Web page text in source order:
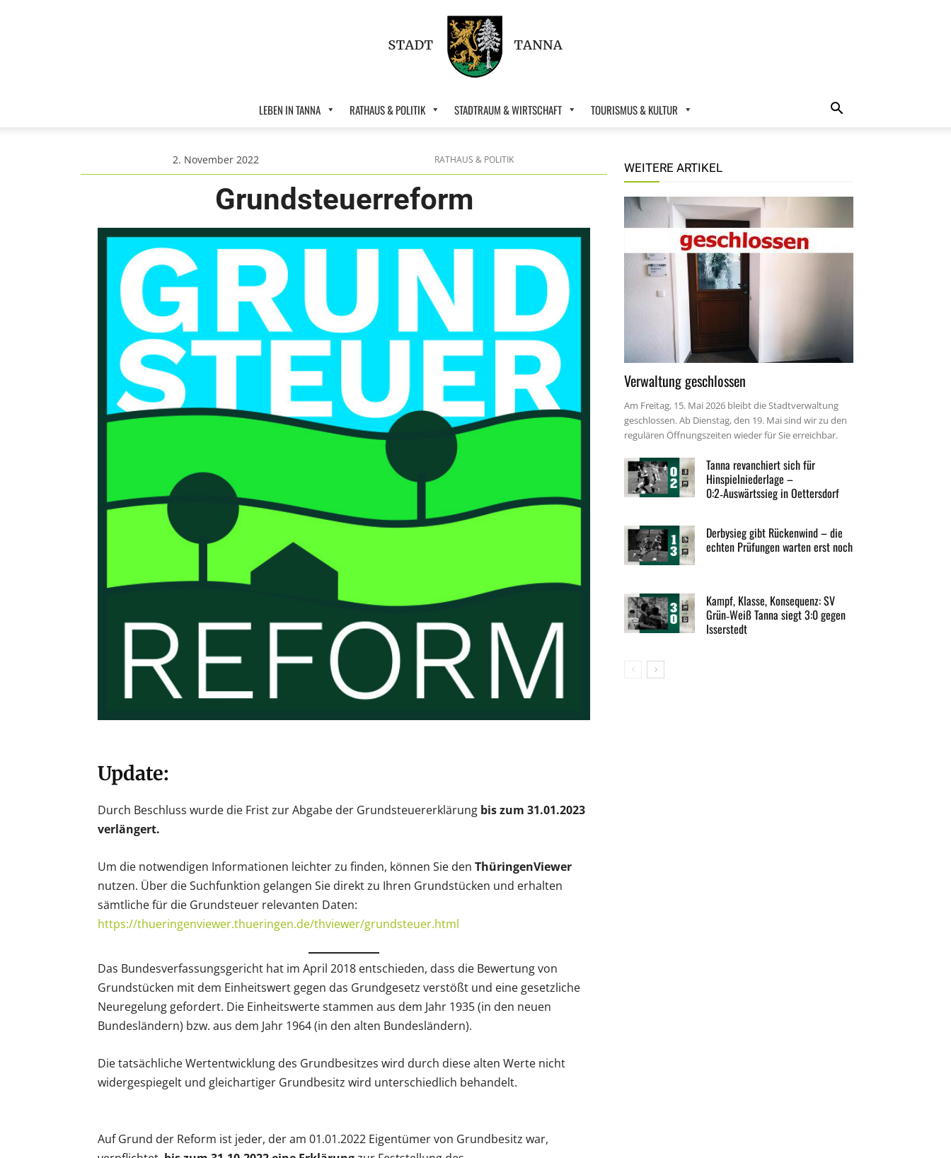
LEBEN IN TANNA RATHAUS & POLITIK STADTRAUM & WIRTSCHAFT TOURISMUS & KULTUR
2. November 2022 RATHAUS & POLITIK
Grundsteuerreform
Update:
Durch Beschluss wurde die Frist zur Abgabe der Grundsteuererklärung bis zum 31.01.2023
verlängert.
Um die notwendigen Informationen leichter zu finden, können Sie den ThüringenViewer
nutzen. Über die Suchfunktion gelangen Sie direkt zu Ihren Grundstücken und erhalten
sämtliche für die Grundsteuer relevanten Daten:
https://thueringenviewer.thueringen.de/thviewer/grundsteuer.html
Das Bundesverfassungsgericht hat im April 2018 entschieden, dass die Bewertung von
Grundstücken mit dem Einheitswert gegen das Grundgesetz verstößt und eine gesetzliche
Neuregelung gefordert. Die Einheitswerte stammen aus dem Jahr 1935 (in den neuen
Bundesländern) bzw. aus dem Jahr 1964 (in den alten Bundesländern).
Die tatsächliche Wertentwicklung des Grundbesitzes wird durch diese alten Werte nicht
widergespiegelt und gleichartiger Grundbesitz wird unterschiedlich behandelt.
Auf Grund der Reform ist jeder, der am 01.01.2022 Eigentümer von Grundbesitz war,
WEITERE ARTIKEL
Verwaltung geschlossen
Am Freitag, 15. Mai 2026 bleibt die Stadtverwaltung
geschlossen. Ab Dienstag, den 19. Mai sind wir zu den
regulären Öffnungszeiten wieder für Sie erreichbar.
Tanna revanchiert sich für
Hinspielniederlage –
0:2‑Auswärtssieg in Oettersdorf
Derbysieg gibt Rückenwind – die
echten Prüfungen warten erst noch
Kampf, Klasse, Konsequenz: SV
Grün‑Weiß Tanna siegt 3:0 gegen
Isserstedt